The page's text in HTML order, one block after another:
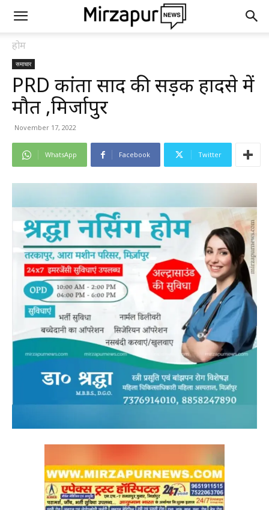
होम
समाचार
PRD कांता प्रसाद की सड़क हादसे में
मौत ,मिर्जापुर
November 17, 2022
WhatsApp Facebook Twitter